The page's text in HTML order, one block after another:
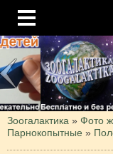
Зоогалактика » Фото
Парнокопытные »